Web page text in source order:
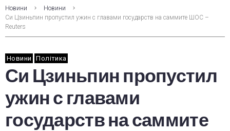
Новини
Новини
Си Цзиньпин пропустил ужин с главами государств на саммите ШОС –
Reuters
Новини Політика
Си Цзиньпин пропустил
ужин с главами
государств на саммите